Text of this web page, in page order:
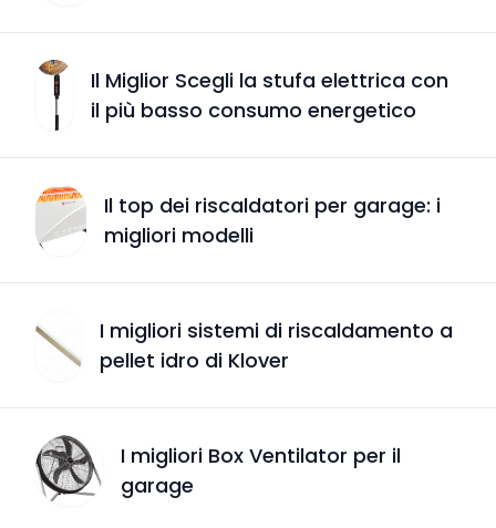
Il Miglior Scegli la stufa elettrica con
il più basso consumo energetico
Il top dei riscaldatori per garage: i
migliori modelli
I migliori sistemi di riscaldamento a
pellet idro di Klover
I migliori Box Ventilator per il
garage